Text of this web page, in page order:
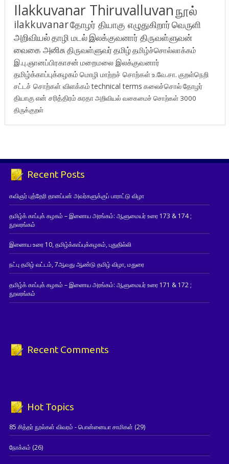
Ilakkuvanar Thiruvalluvanநூல்
ilakkuvanarதோழர் தியாகு எழுதுகிறார்வெருளி
அறிவியல்தாழி மடல்இலக்குவனார் திருவள்ளுவன்
வைகை அனிசுதிருவள்ளுவர்தமிழ்தமிழ்ச்சொல்லாக்கம்
இ.பு.ஞானப்பிரகாசன் மறைமலை இலக்குவனார்
தமிழ்க்காப்புக்கழகம் மொழி மாற்றச் சொற்கள்உ.வே.சா. குறள்நெறி
சட்டச் சொற்கள் விளக்கம்technical terms கலைச்சொல்தோழர்
தியாகுஎன் சரித்திரம்சுரதாஅறிவியல் வகைமைச் சொற்கள் 3000
திருக்குறள்
Recent Posts
கவிஞர் புத்தேரி தானப்பன் அவர்களுக்குப் பாராட்டு விழா
தமிழ்க் காப்புக் கழகம் – இணைய அரங்கம்: ஆளுமையர் உரை 173 & 174 ;
நூலரங்கம்
இணைய உரை 10, தமிழ்க்காப்புக்கழகம், புதுதில்லி
நட்பு தமிழ் வட்டம், 7ஆவது ஆண்டு தமிழ் விழா, மதுரை
தமிழ்க் காப்புக் கழகம் – இணைய அரங்கம்: ஆளுமையர் உரை 171 & 172 ;
நூலரங்கம்
Recent Comments
Hot Topics
85 சித்தர் நூல்கள் விவரம் - பொன்னையா சாமிகள் (29)
நோக்கம் (26)